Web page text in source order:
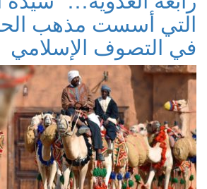
التي أسست مذهب
في التصوف الإسلامي